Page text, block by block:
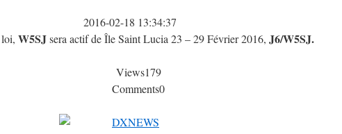
2016-02-18 13:34:37
W5SJsera actif de Île Saint Lucia 23 – 29 Février 2016, J6/W5SJ.
Views179
Comments0